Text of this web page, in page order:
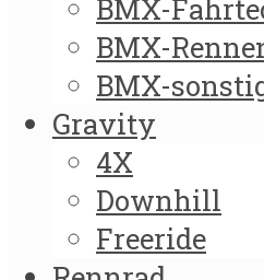
BMX-
BMX-
BMX-
Gravity
4X
Downhill
Freeride